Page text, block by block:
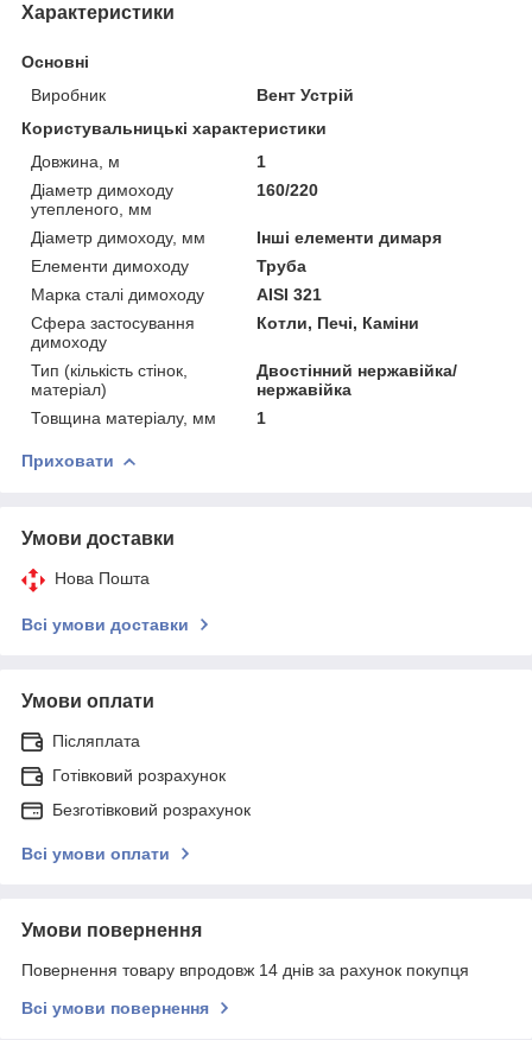
Характеристики
Основні
Виробник
Вент Устрій
Користувальницькі характеристики
Довжина, м
1
Діаметр димоходу
утепленого, мм
160/220
Діаметр димоходу, мм
Інші елементи димаря
Елементи димоходу
Труба
Марка сталі димоходу
AISI 321
Сфера застосування
димоходу
Котли, Печі, Каміни
Тип (кількість стінок,
матеріал)
Двостінний нержавійка/
нержавійка
Товщина матеріалу, мм
1
Приховати
Умови доставки
Нова Пошта
Всі умови доставки
Умови оплати
Післяплата
Готівковий розрахунок
Безготівковий розрахунок
Всі умови оплати
Умови повернення
Повернення товару впродовж 14 днів за рахунок покупця
Всі умови повернення